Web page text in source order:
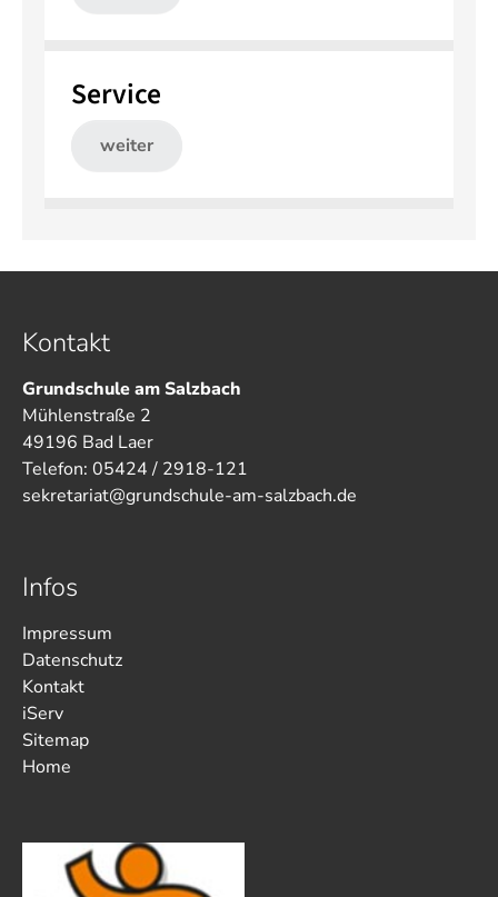
Service
weiter
Kontakt
Grundschule am Salzbach
Mühlenstraße 2
49196 Bad Laer
Telefon: 05424 / 2918-121
sekretariat@grundschule-am-salzbach.de
Infos
Impressum
Datenschutz
Kontakt
iServ
Sitemap
Home